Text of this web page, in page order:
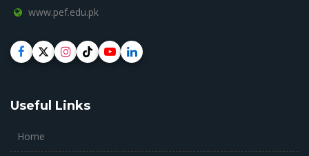
www.pef.edu.pk
Useful Links
Home